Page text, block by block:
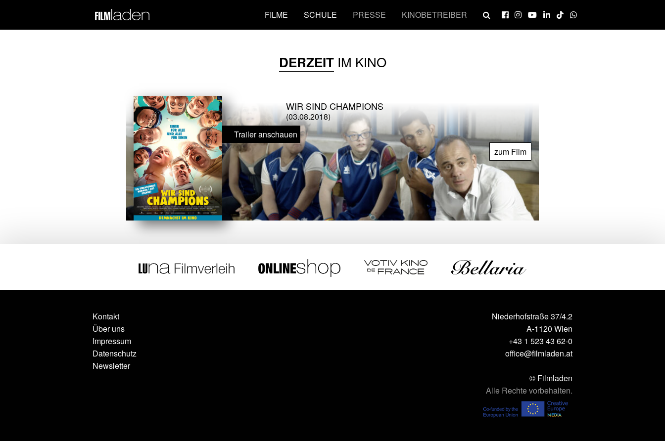
FILME SCHULE PRESSE KINOBETREIBER
DERZEITIM KINO
WIR SIND CHAMPIONS
(03.08.2018)
Trailer anschauen
zum Film
Kontakt
Über uns
Impressum
Datenschutz
Newsletter
Niederhofstraße 37/4.2
A-1120 Wien
+43 1 523 43 62-0
office@filmladen.at
© Filmladen
Alle Rechte vorbehalten.